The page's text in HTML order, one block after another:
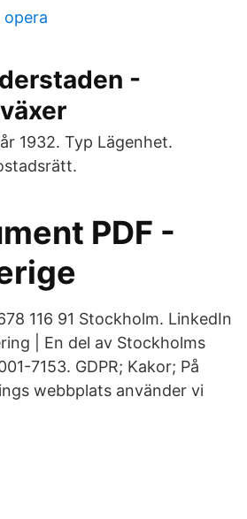
opera
-
1932. Typ Lägenhet.
PDF -
116 91 Stockholm. LinkedIn
| En del av Stockholms
7153. GDPR; Kakor; På
webbplats använder vi